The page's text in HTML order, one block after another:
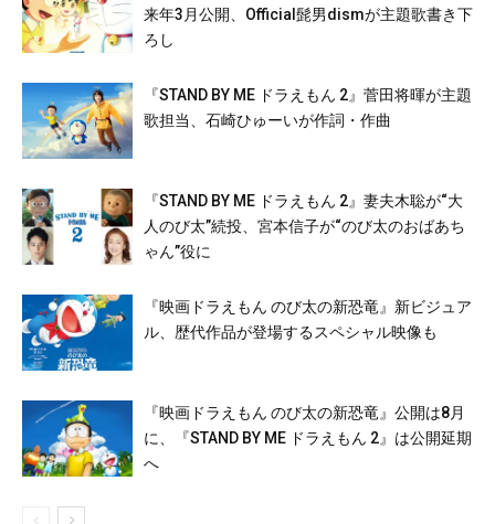
来年3月公開、Official髭男dismが主題歌書き下
ろし
『STAND BY ME ドラえもん 2』菅田将暉が主題
歌担当、石崎ひゅーいが作詞・作曲
『STAND BY ME ドラえもん 2』妻夫木聡が“大
人のび太”続投、宮本信子が“のび太のおばあち
ゃん”役に
『映画ドラえもん のび太の新恐竜』新ビジュア
ル、歴代作品が登場するスペシャル映像も
『映画ドラえもん のび太の新恐竜』公開は8月
に、『STAND BY ME ドラえもん 2』は公開延期
へ